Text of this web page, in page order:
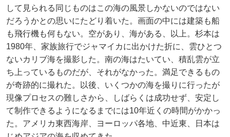
して見られる同じものはこの海の風景しかないのではない
だろうかとの思いにたどり着いた。画面の中には建築も船
も飛行機も何もない。空があり、海がある、以上。杉本は
1980年、家族旅行でジャマイカに出かけた折に、雲ひとつ
ないカリブ海を撮影した。南の海はたいてい、積乱雲が立
ち上っているものだが、それがなかった。満足できるもの
が奇跡的に撮れた。以後、いくつかの海を撮りに行ったが
現像プロセスの難しさから、しばらくは成功せず、安定し
て制作できるようになるまでには10年近くの時間がかかっ
た。アメリカ東西海岸、ヨーロッパ各地、中近東、日本は